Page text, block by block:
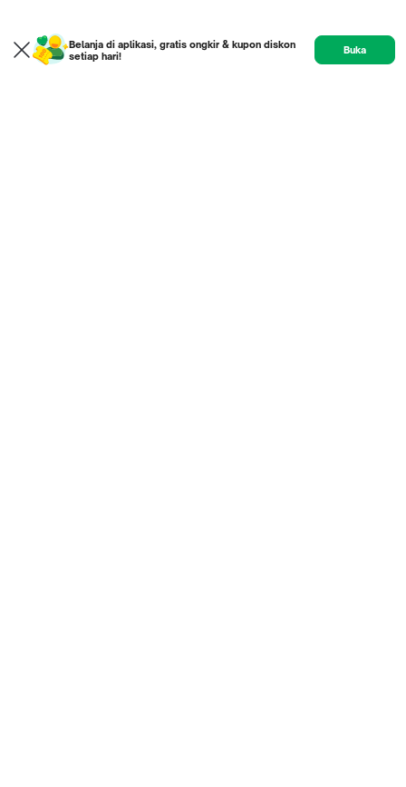
Belanja di aplikasi, gratis ongkir & kupon diskon
setiap hari!
Buka